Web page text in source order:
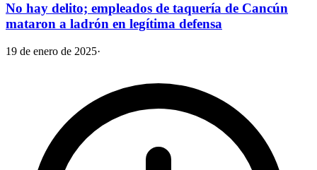
No hay delito; empleados de taquería de Cancún
mataron a ladrón en legítima defensa
19 de enero de 2025·